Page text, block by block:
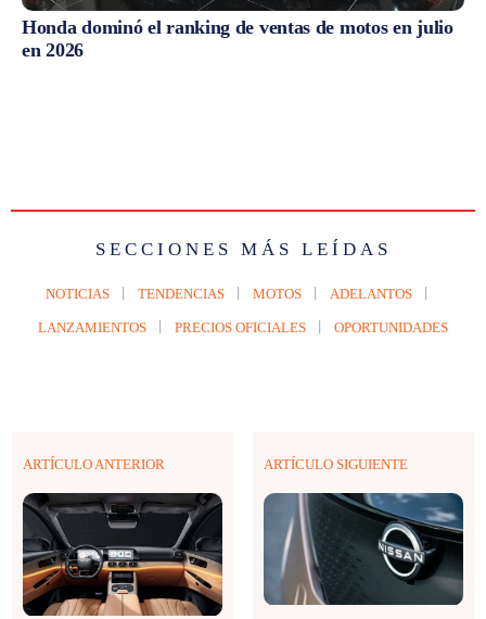
Honda dominó el ranking de ventas de motos en julio
en 2026
SECCIONES MÁS LEÍDAS
NOTICIAS TENDENCIAS MOTOS ADELANTOS
LANZAMIENTOS PRECIOS OFICIALES OPORTUNIDADES
ARTÍCULO ANTERIOR ARTÍCULO SIGUIENTE